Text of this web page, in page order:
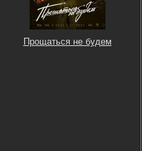
Прощаться не будем